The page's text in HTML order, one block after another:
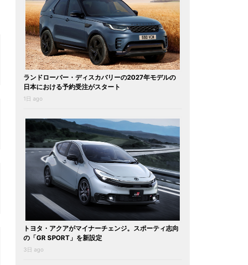
ランドローバー・ディスカバリーの2027年モデルの
日本における予約受注がスタート
1日 ago
トヨタ・アクアがマイナーチェンジ。スポーティ志向
の「GR SPORT」を新設定
3日 ago